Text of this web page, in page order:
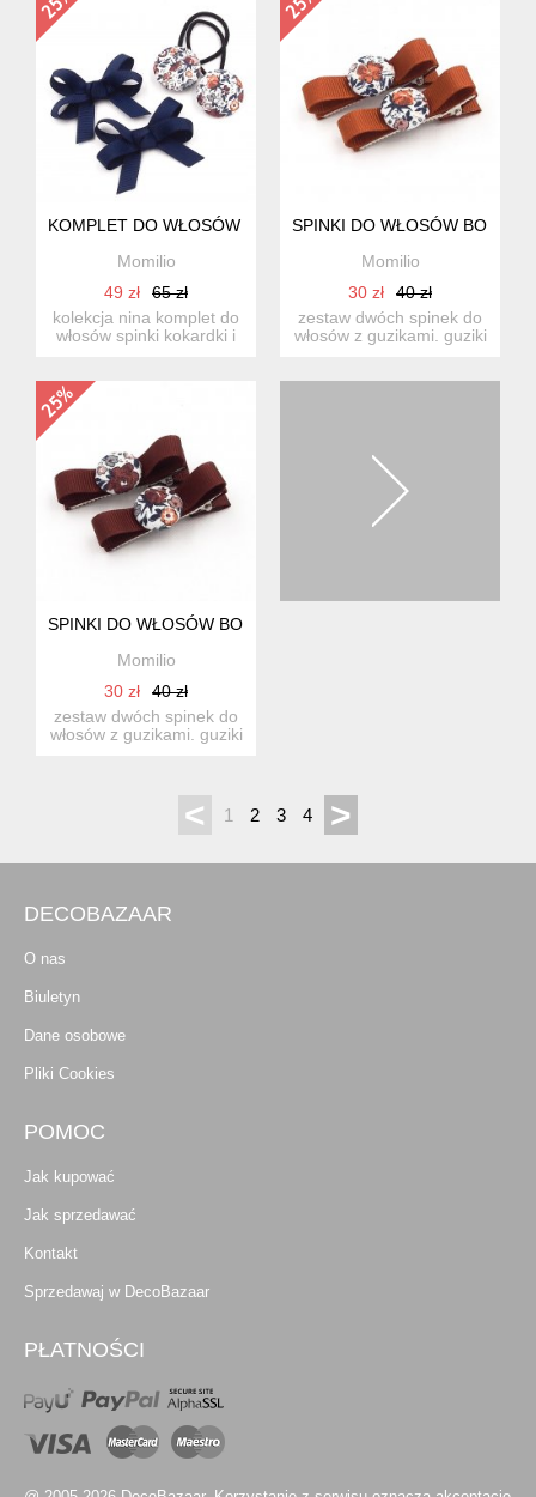
KOMPLET DO WŁOSÓW GUMKI I SPINKI NINA
Momilio
49 zł
65 zł
kolekcja nina komplet do
włosów spinki kokardki i
SPINKI DO WŁOSÓW
Momilio
30 zł
40 zł
zestaw dwóch spinek do
włosów z guzikami. guziki
SPINKI DO WŁOSÓW BOBBLES BOW NINA
Momilio
30 zł
40 zł
zestaw dwóch spinek do
włosów z guzikami. guziki
< 1 2 3 4 >
DECOBAZAAR
O nas
Biuletyn
Dane osobowe
Pliki Cookies
POMOC
Jak kupować
Jak sprzedawać
Kontakt
Sprzedawaj w DecoBazaar
PŁATNOŚCI